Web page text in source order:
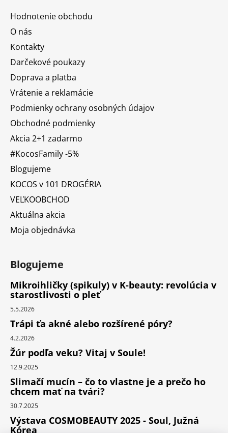
Hodnotenie obchodu
O nás
Kontakty
Darčekové poukazy
Doprava a platba
Vrátenie a reklamácie
Podmienky ochrany osobných údajov
Obchodné podmienky
Akcia 2+1 zadarmo
#KocosFamily -5%
Blogujeme
KOCOS v 101 DROGÉRIA
VEĽKOOBCHOD
Aktuálna akcia
Moja objednávka
Blogujeme
Mikroihličky (spikuly) v K-beauty: revolúcia v
starostlivosti o pleť
5.5.2026
Trápi ťa akné alebo rozšírené póry?
4.2.2026
Žúr podľa veku? Vitaj v Soule!
12.9.2025
Slimačí mucín – čo to vlastne je a prečo ho
chcem mať na tvári?
30.7.2025
Výstava COSMOBEAUTY 2025 - Soul, Južná
Kórea